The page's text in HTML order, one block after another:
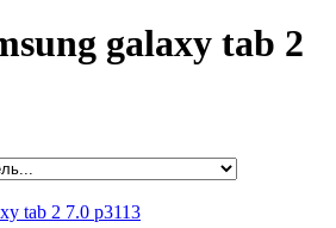
galaxy tab 2